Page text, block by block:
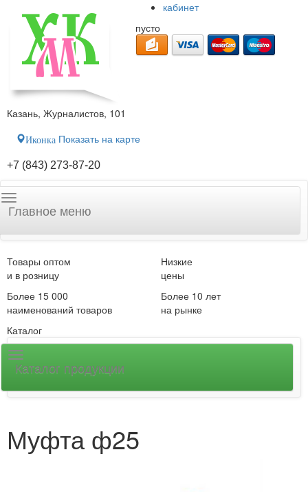
кабинет
пусто
Казань, Журналистов, 101
Иконка Показать на карте
+7 (843) 273-87-20
Главное меню
Товары оптом
и в розницу
Низкие
цены
Более 15 000
наименований товаров
Более 10 лет
на рынке
Каталог
Каталог продукции
Муфта ф25